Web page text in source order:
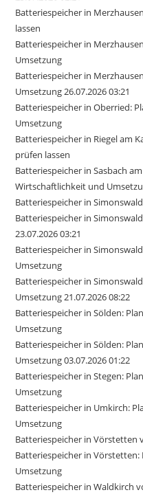
Batteriespeicher in
lassen
Batteriespeicher in
Umsetzung
Batteriespeicher in
Umsetzung 26.07.2026 03:21
Batteriespeicher in Oberried:
Umsetzung
Batteriespeicher in Riegel am
prüfen lassen
Batteriespeicher in Sasbach
Wirtschaftlichkeit und
Batteriespeicher in
Batteriespeicher in
23.07.2026 03:21
Batteriespeicher in
Umsetzung
Batteriespeicher in
Umsetzung 21.07.2026 08:22
Batteriespeicher in Sölden:
Umsetzung
Batteriespeicher in Sölden:
Umsetzung 03.07.2026 01:22
Batteriespeicher in Stegen:
Umsetzung
Batteriespeicher in Umkirch:
Umsetzung
Batteriespeicher in Vörstetten
Batteriespeicher in
Umsetzung
Batteriespeicher in Waldkirch